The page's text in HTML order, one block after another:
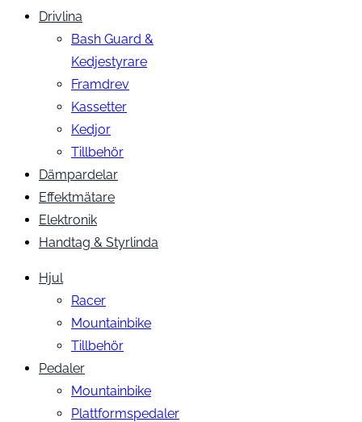
Drivlina
Bash Guard &
Kedjestyrare
Framdrev
Kassetter
Kedjor
Tillbehör
Dämpardelar
Effektmätare
Elektronik
Handtag & Styrlinda
Hjul
Racer
Mountainbike
Tillbehör
Pedaler
Mountainbike
Plattformspedaler